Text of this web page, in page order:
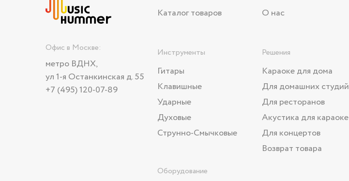
Каталог товаров О нас
Инструменты
Гитары
Клавишные
Ударные
Духовые
Струнно-Смычковые
Оборудование
Решения
Караоке для дома
Для домашних студий
Для ресторанов
Акустика для караоке
Для концертов
Возврат товара
Офис в Москве:
метро ВДНХ,
ул 1-я Останкинская д. 55
+7 (495) 120-07-89